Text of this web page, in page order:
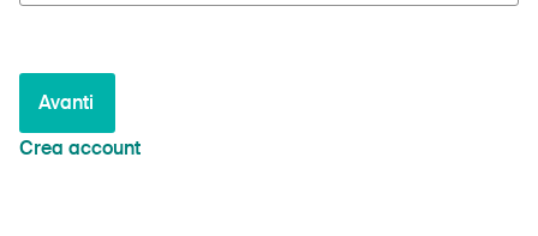
Avanti
Crea account